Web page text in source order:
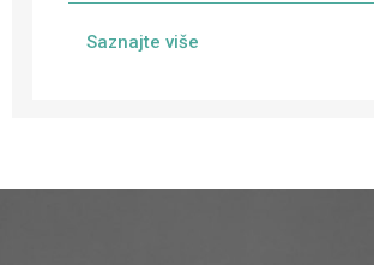
Saznajte više